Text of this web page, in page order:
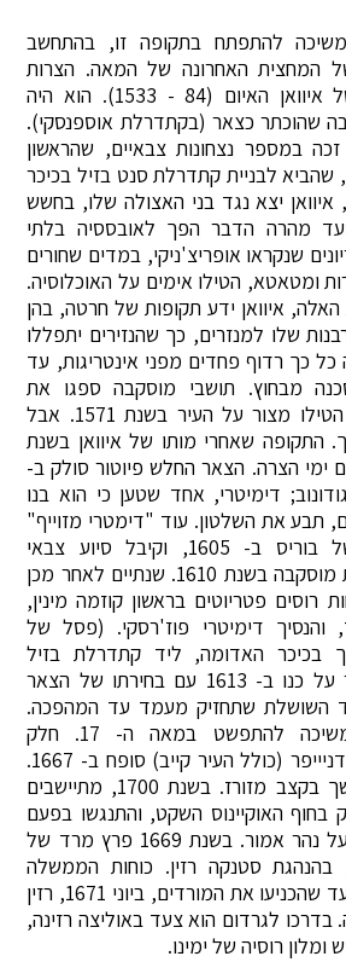
להתפתח בתקופה זו, בהתחשב
המחצית האחרונה של המאה. הצרות
החלו בימי שלטונו של איוואן האיום (84 - 1533). הוא היה
שהוכתר כצאר (בקתדרלת אוספנסקי).
במספר נצחונות צבאיים, שהראשון
שהביא לבניית קתדרלת סנט בזיל בכיכר
יצא נגד בני האצולה שלו, בחשש
מהרה הדבר הפך לאובססיה בלתי
שנקראו אופריצ'ניקי, במדים שחורים
ומטאטא, הטילו אימים על האוכלוסיה.
האלה, איוואן ידע תקופות של חרטה, בהן
שלו למנזרים, כך שהנזירים יתפללו
כך רדוף פחדים מפני אינטריגות, עד
מבחוץ. תושבי מוסקבה ספגו את
התוצאה: הטאטארים הטילו מצור על העיר בשנת 1571. אבל
התקופה שאחרי מותו של איוואן בשנת
ימי הצרה. הצאר החלש פיוטור סולק ב-
גודונוב; דימיטרי, אחד שטען כי הוא בנו
תבע את השלטון. עוד "דימטרי מזוייף"
הופיע אחרי מותו של בוריס ב- 1605, וקיבל סיוע צבאי
מהפולנים, שכבשו את מוסקבה בשנת 1610. שנתיים לאחר מכן
רוסים פטריוטים בראשון קוזמה מינין,
והנסיך דימיטרי פוז'רסקי. (פסל של
בכיכר האדומה, ליד קתדרלת בזיל
הקדוש). הסדר הוחזר על כנו ב- 1613 עם בחירתו של הצאר
השושלת שתחזיק מעמד עד המהפכה.
הקיסרות הרוסית המשיכה להתפשט במאה ה- 17. חלק
מאוקראינה עד הנהר דניייפר (כולל העיר קייב) סופח ב- 1667.
היישוב של סיביר נמשך בקצב מזורז. בשנת 1700, מתיישבים
בחוף האוקיינוס השקט, והתנגשו בפעם
הראשונה עם הסינים על נהר אמור. בשנת 1669 פרץ מרד של
בהנהגת סטנקה רזין. כוחות הממשלה
נאבקו כמעט שנתיים עד שהכניעו את המורדים, ביוני 1671, רזין
לגרדום הוא צעד באוליצה רזינה,
ומלון רוסיה של ימינו.